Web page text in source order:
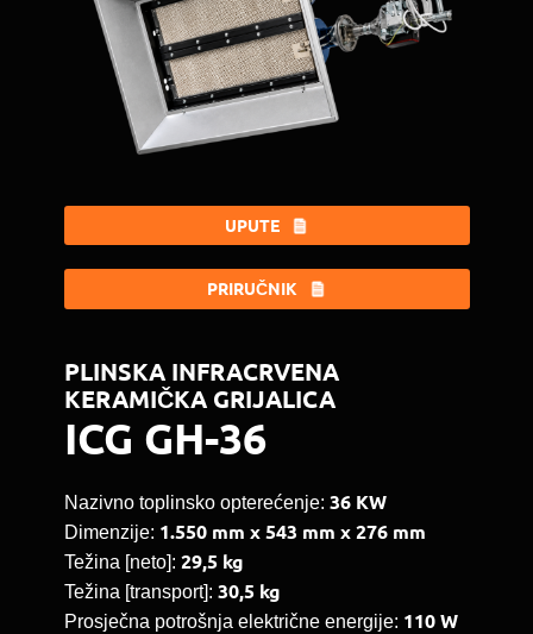
UPUTE
PRIRUČNIK
PLINSKA INFRACRVENA
KERAMIČKA GRIJALICA
ICG GH-36
Nazivno toplinsko opterećenje: 36 KW
Dimenzije: 1.550 mm x 543 mm x 276 mm
Težina [neto]: 29,5 kg
Težina [transport]: 30,5 kg
Prosječna potrošnja električne energije: 110 W